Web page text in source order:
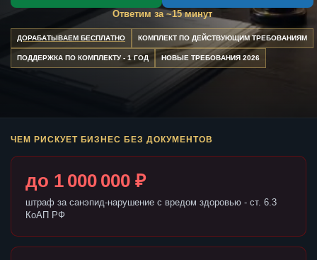
Ответим за ~15 минут
ДОРАБАТЫВАЕМ БЕСПЛАТНО КОМПЛЕКТ ПО ДЕЙСТВУЮЩИМ ТРЕБОВАНИЯМ
ПОДДЕРЖКА ПО КОМПЛЕКТУ - 1 ГОД НОВЫЕ ТРЕБОВАНИЯ 2026
ЧЕМ РИСКУЕТ БИЗНЕС БЕЗ ДОКУМЕНТОВ
до 1 000 000 ₽
штраф за санэпид-нарушение с вредом здоровью - ст. 6.3
КоАП РФ